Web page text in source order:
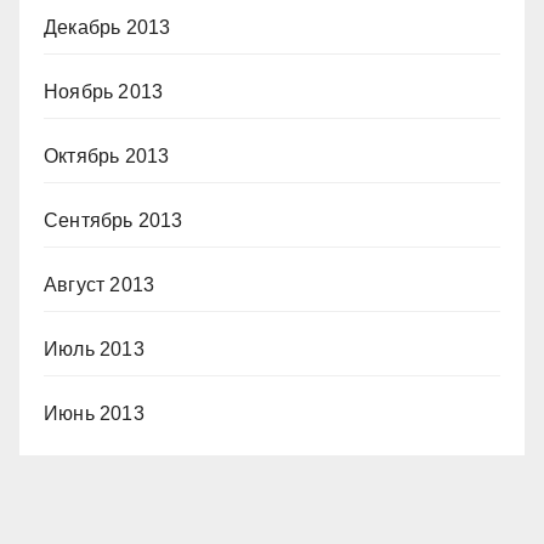
Декабрь 2013
Ноябрь 2013
Октябрь 2013
Сентябрь 2013
Август 2013
Июль 2013
Июнь 2013